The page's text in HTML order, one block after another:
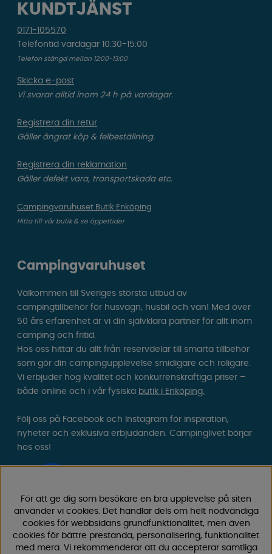
KUNDTJÄNST
0171-105570
Telefontid vardagar 10:30-15:00
Telefon stängd mellan 12:00-13:00
Skicka e-post
Vi svarar alltid inom 24 h på vardagar.
Registrera din retur
Gäller ångrat köp & felbeställning.
Registrera din reklamation
Gäller defekt vara, transportskada etc.
Campingvaruhuset Butik Enköping
Hitta till vår butik & se öppettider
Campingvaruhuset
Välkommen till Sveriges största utbud av
campingtillbehör för husvagn, husbil och van! Med över
50 års erfarenhet är vi din självklara partner för allt inom
camping och fritid.
Hos oss hittar du allt från reservdelar till smarta tillbehör
som gör din campingupplevelse smidigare och roligare.
Vi erbjuder hög kvalitet och konkurrenskraftiga priser –
både online och i vår fysiska butik i Enköping.
Följ oss på Facebook och Instagram för inspiration,
nyheter och exklusiva erbjudanden. Campinglivet börjar
hos oss!
För att ge dig som besökare en bra upplevelse på siten
använder vi cookies. Det handlar dels om helt nödvändiga
cookies för webbsidans grundfunktionalitet, men även
cookies för bättre prestanda, personalisering, funktionalitet
med mera. Vi rekommenderar att du accepterar samtliga